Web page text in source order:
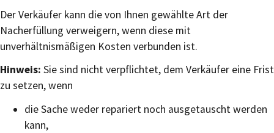
Der Verkäufer kann die von Ihnen gewählte Art der
Nacherfüllung verweigern, wenn diese mit
unverhältnismäßigen Kosten verbunden ist.
Hinweis: Sie sind nicht verpflichtet, dem Verkäufer eine Frist
zu setzen, wenn
die Sache weder repariert noch ausgetauscht werden
kann,